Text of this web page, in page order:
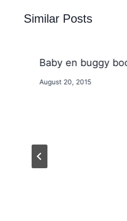
Similar Posts
Baby en buggy
By
August 20, 2015